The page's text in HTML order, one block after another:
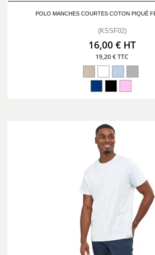
POLO MANCHES COURTES COTON PIQUÉ
(KSSF02)
16,00 € HT
19,20 € TTC